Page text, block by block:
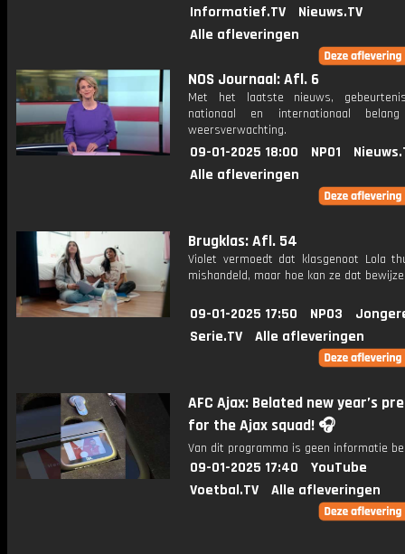
Informatief.TV
Nieuws.TV
Alle afleveringen
NOS Journaal: Afl. 6
Met het laatste nieuws,
nationaal en internationaal
weersverwachting.
09-01-2025 18:00 NPO1
Alle afleveringen
Brugklas: Afl. 54
Violet vermoedt dat klasgenoot Lola
mishandeld, maar hoe kan ze dat
09-01-2025 17:50 NPO3
Serie.TV
Alle afleveringen
AFC Ajax: Belated new year’s
for the Ajax squad! 🎧
Van dit programma is geen informatie
09-01-2025 17:40
YouTube
Voetbal.TV
Alle afleveringen